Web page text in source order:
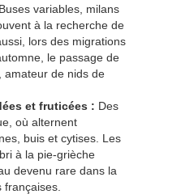
Buses variables, milans
à la recherche de
lors des migrations
le passage de
amateur de nids de
et fruticées : Des
où alternent
buis et cytises. Les
à la pie-grièche
devenu rare dans la